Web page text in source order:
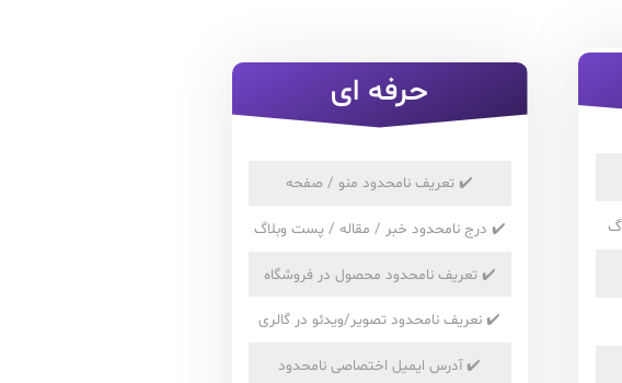
حرفه ای
✔️تعریف نامحدود منو / صفحه
✔️ درج نامحدود خبر / مقاله / پست وبلاگ
✔️تعریف نامحدود محصول در فروشگاه
✔️نعریف نامحدود تصویر/ویدئو در گالری
✔️آدرس ایمیل اختصاصی نامحدود